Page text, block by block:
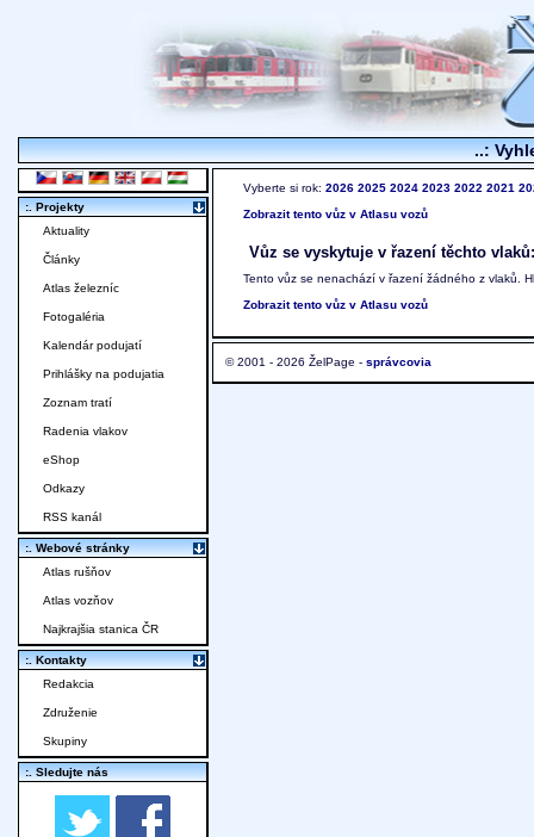
..:
Vyberte si rok: 2026 2025 2024 2023 2022 2021
Zobrazit tento vůz v Atlasu vozů
Vůz se vyskytuje v řazení těchto vlaků:
Tento vůz se nenachází v řazení žádného z vlaků.
Zobrazit tento vůz v Atlasu vozů
© 2001 - 2026 ŽelPage - správcovia
:. Projekty
Aktuality
Články
Atlas železníc
Fotogaléria
Kalendár podujatí
Prihlášky na podujatia
Zoznam tratí
Radenia vlakov
eShop
Odkazy
RSS kanál
:. Webové stránky
Atlas rušňov
Atlas vozňov
Najkrajšia stanica ČR
:. Kontakty
Redakcia
Združenie
Skupiny
:. Sledujte nás